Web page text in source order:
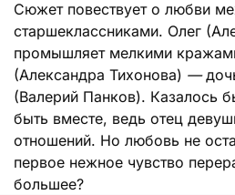
Сюжет повествует о любви
старшеклассниками. Олег
промышляет мелкими
(Александра Тихонова) —
(Валерий Панков). Казалось
быть вместе, ведь отец
отношений. Но любовь не
первое нежное чувство
большее?